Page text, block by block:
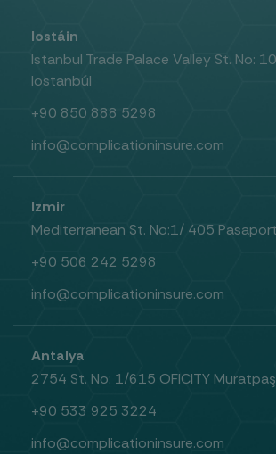
Iostáin
Istanbul Trade Palace Valley St. No:
Iostanbúl
+90 850 888 5298
info@complicationinsure.com
Izmir
Mediterranean St. No:1/ 405
+90 506 242 5298
info@complicationinsure.com
Antalya
2754 St. No: 1/615 OFICITY
+90 533 925 3224
info@complicationinsure.com